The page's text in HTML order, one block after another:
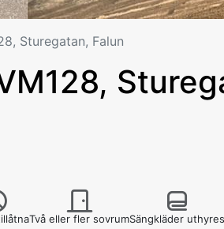
Sturegatan, Falun
Två eller fler sovrumSängkläder uthyres